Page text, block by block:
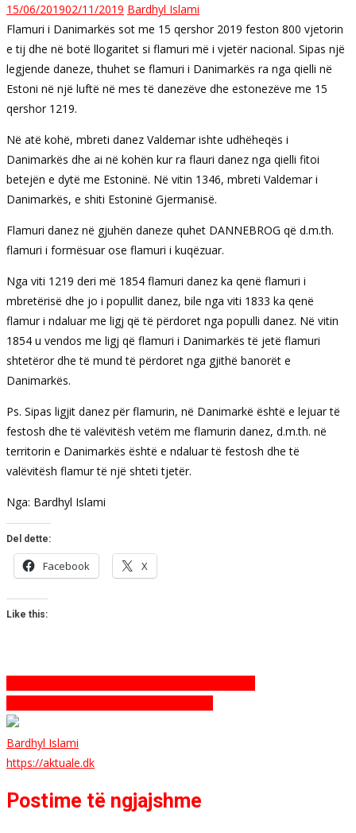
15/06/201902/11/2019 Bardhyl Islami
Flamuri i Danimarkës sot me 15 qershor 2019 feston 800 vjetorin
e tij dhe në botë llogaritet si flamuri më i vjetër nacional. Sipas një
legjende daneze, thuhet se flamuri i Danimarkës ra nga qielli në
Estoni në një luftë në mes të danezëve dhe estonezëve me 15
qershor 1219.
Në atë kohë, mbreti danez Valdemar ishte udhëheqës i
Danimarkës dhe ai në kohën kur ra flauri danez nga qielli fitoi
betejën e dytë me Estoninë. Në vitin 1346, mbreti Valdemar i
Danimarkës, e shiti Estoninë Gjermanisë.
Flamuri danez në gjuhën daneze quhet DANNEBROG që d.m.th.
flamuri i formësuar ose flamuri i kuqëzuar.
Nga viti 1219 deri më 1854 flamuri danez ka qenë flamuri i
mbretërisë dhe jo i popullit danez, bile nga viti 1833 ka qenë
flamur i ndaluar me ligj që të përdoret nga populli danez. Në vitin
1854 u vendos me ligj që flamuri i Danimarkës të jetë flamuri
shtetëror dhe të mund të përdoret nga gjithë banorët e
Danimarkës.
Ps. Sipas ligjit danez për flamurin, në Danimarkë është e lejuar të
festosh dhe të valëvitësh vetëm me flamurin danez, d.m.th. në
territorin e Danimarkës është e ndaluar të festosh dhe të
valëvitësh flamur të një shteti tjetër.
Nga: Bardhyl Islami
Del dette:
Facebook X
Like this:
Bardhyl Islami
https://aktuale.dk
Postime të ngjajshme